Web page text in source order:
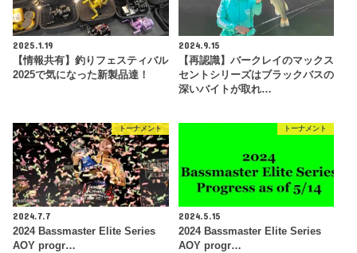
2025.1.19
【情報共有】釣りフェスティバル
2025で気になった新製品達！
2024.9.15
【再認識】バークレイのマックス
セントシリーズはブラックバスの
深いバイトが取れ…
トーナメント
2024.7.7
2024 Bassmaster Elite Series
AOY progr…
トーナメント
2024.5.15
2024 Bassmaster Elite Series
AOY progr…